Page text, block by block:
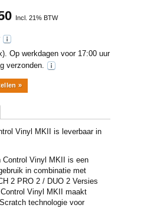
Incl. 21% BTW
Op werkdagen voor 17:00 uur
verzonden.
Vinyl MKII is leverbaar in
Control Vinyl MKII is een
in combinatie met
2 PRO 2 / DUO 2 Versies
Vinyl MKII maakt
technologie voor